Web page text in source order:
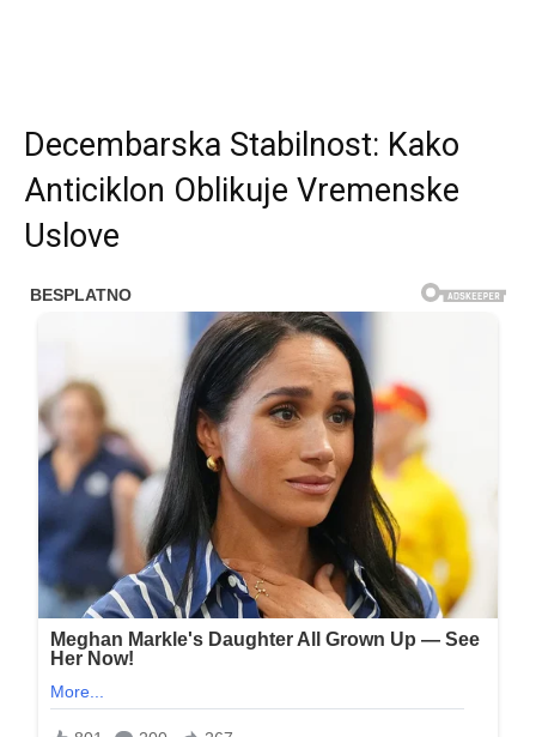
Decembarska Stabilnost: Kako
Anticiklon Oblikuje Vremenske
Uslove